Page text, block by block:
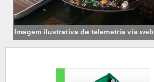
Imagem ilustrativa de telemetria via web